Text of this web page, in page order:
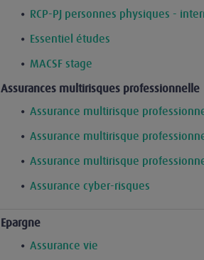
RCP-PJ personnes physiques -
Essentiel études
MACSF stage
Assurances multirisques professionnelle
Assurance multirisque
Assurance multirisque
Assurance multirisque
Assurance cyber-risques
Epargne
Assurance vie